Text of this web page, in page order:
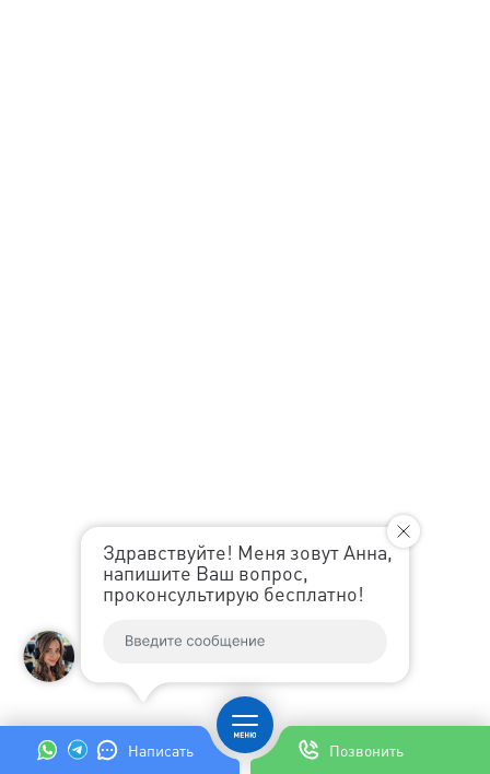
Написать Позвонить
Здравствуйте! Меня зовут Анна,
напишите Ваш вопрос,
проконсультирую бесплатно!